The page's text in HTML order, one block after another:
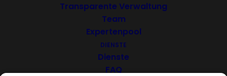
Transparente Verwaltung
Team
Expertenpool
DIENSTE
Dienste
FAQ
Freizeitverein Bruneck
– Stadt an der Rienz